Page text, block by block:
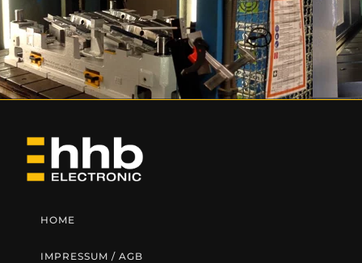
HOME
IMPRESSUM / AGB